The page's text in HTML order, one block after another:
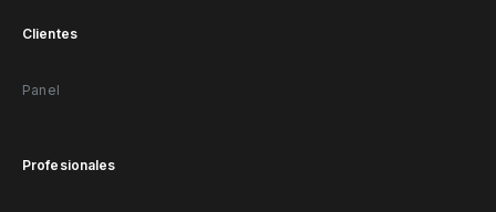
Clientes
Panel
Profesionales